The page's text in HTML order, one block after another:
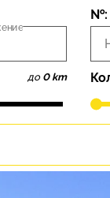
№:
до 0 km